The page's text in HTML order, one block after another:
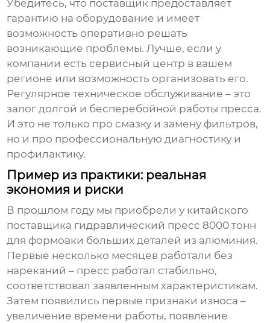
Убедитесь, что поставщик предоставляет
гарантию на оборудование и имеет
возможность оперативно решать
возникающие проблемы. Лучше, если у
компании есть сервисный центр в вашем
регионе или возможность организовать его.
Регулярное техническое обслуживание – это
залог долгой и бесперебойной работы пресса.
И это не только про смазку и замену фильтров,
но и про профессиональную диагностику и
профилактику.
Пример из практики: реальная
экономия и риски
В прошлом году мы приобрели у китайского
поставщика гидравлический пресс 8000 тонн
для формовки больших деталей из алюминия.
Первые несколько месяцев работали без
нареканий – пресс работал стабильно,
соответствовал заявленным характеристикам.
Затем появились первые признаки износа –
увеличение времени работы, появление